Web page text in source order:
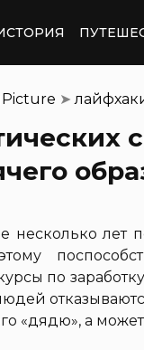
➤
несколько лет
по
«дядю», а